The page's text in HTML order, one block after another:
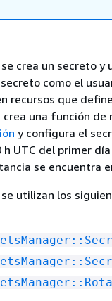
crea un secreto y
como el
recursos que
una función de
y configura el
h UTC del primer
se encuentra
utilizan los